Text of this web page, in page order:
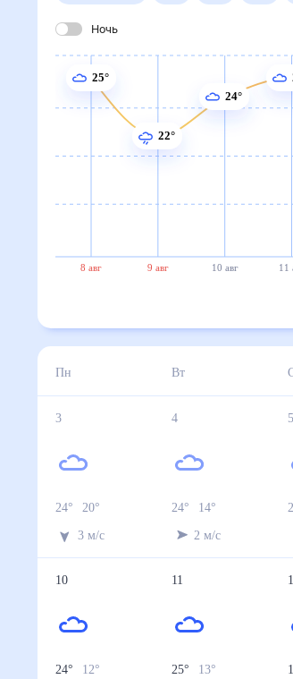
Ночь
8 авг 9 авг 10 авг 11
25°
22°
24°
Пн Вт
3
24° 20
3 м/с
4
24° 14°
2 м/с
5
10
24° 12°
11
25° 13°